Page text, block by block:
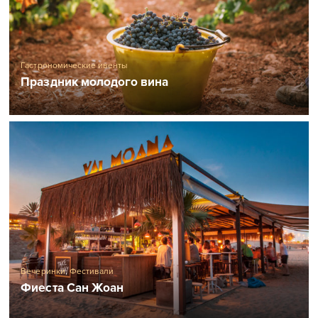
Гастрономические ивенты
Праздник молодого вина
Вечеринки,Фестивали
Фиеста Сан Жоан